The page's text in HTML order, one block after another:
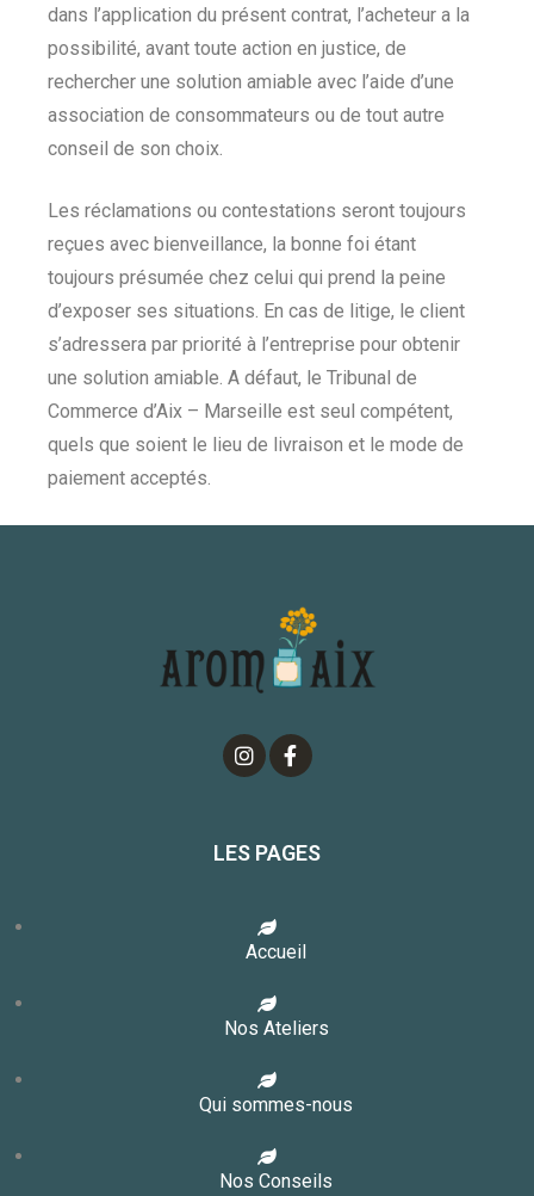
dans l’application du présent contrat, l’acheteur a la
possibilité, avant toute action en justice, de
rechercher une solution amiable avec l’aide d’une
association de consommateurs ou de tout autre
conseil de son choix.
Les réclamations ou contestations seront toujours
reçues avec bienveillance, la bonne foi étant
toujours présumée chez celui qui prend la peine
d’exposer ses situations. En cas de litige, le client
s’adressera par priorité à l’entreprise pour obtenir
une solution amiable. A défaut, le Tribunal de
Commerce d’Aix – Marseille est seul compétent,
quels que soient le lieu de livraison et le mode de
paiement acceptés.
LES PAGES
Accueil
Nos Ateliers
Qui sommes-nous
Nos Conseils